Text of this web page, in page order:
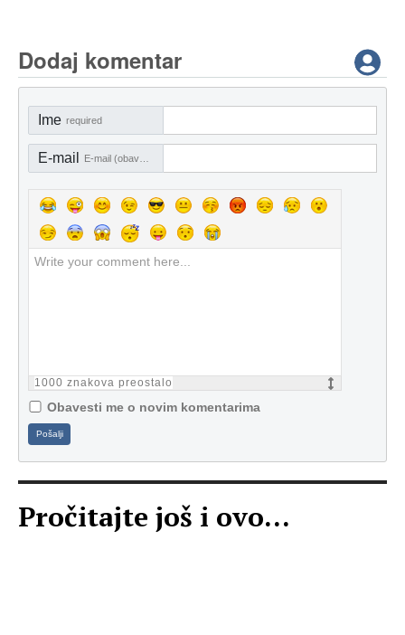
Dodaj komentar
Ime required
E-mail
1000 znakova preostalo
Obavesti me o novim komentarima
Pošalji
Pročitajte još i ovo...